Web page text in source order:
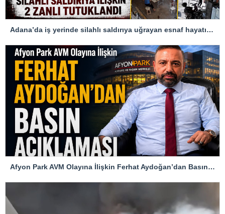
Adana’da iş yerinde silahlı saldırıya uğrayan esnaf hayatını kaybetti
Afyon Park AVM Olayına İlişkin Ferhat Aydoğan’dan Basın Açıklaması